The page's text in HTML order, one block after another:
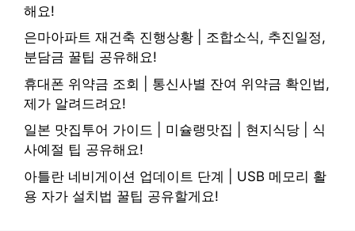
해요!
은마아파트 재건축 진행상황 | 조합소식, 추진일정,
분담금 꿀팁 공유해요!
휴대폰 위약금 조회 | 통신사별 잔여 위약금 확인법,
제가 알려드려요!
일본 맛집투어 가이드 | 미슐랭맛집 | 현지식당 | 식
사예절 팁 공유해요!
아틀란 네비게이션 업데이트 단계 | USB 메모리 활
용 자가 설치법 꿀팁 공유할게요!